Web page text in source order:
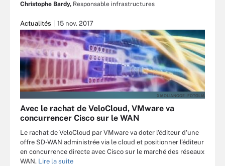
Christophe Bardy, Responsable infrastructures
Actualités 15 nov. 2017
XIAOLIANGGE - FOTOLIA
Avec le rachat de VeloCloud, VMware va
concurrencer Cisco sur le WAN
Le rachat de VeloCloud par VMware va doter l'éditeur d'une
offre SD-WAN administrée via le cloud et positionner l'éditeur
en concurrence directe avec Cisco sur le marché des réseaux
WAN. Lire la suite